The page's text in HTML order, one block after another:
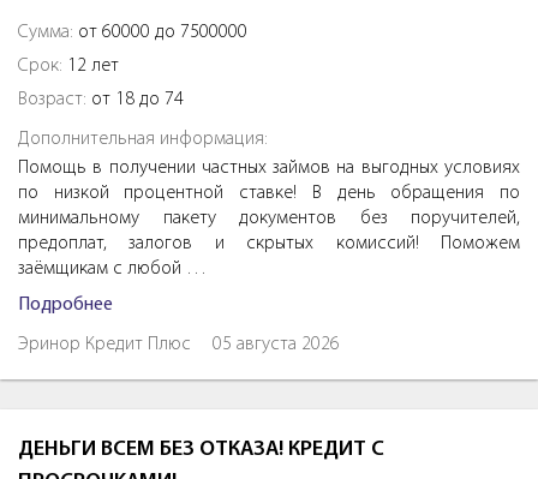
Сумма: от 60000 до 7500000
Срок: 12 лет
Возраст: от 18 до 74
Дополнительная информация:
Помощь в получении частных займов на выгодных условиях
по низкой процентной ставке! В день обращения по
минимальному пакету документов без поручителей,
предоплат, залогов и скрытых комиссий! Поможем
заёмщикам с любой …
Подробнее
Эринор Кредит Плюс 05 августа 2026
ДЕНЬГИ ВСЕМ БЕЗ ОТКАЗА! КРЕДИТ С